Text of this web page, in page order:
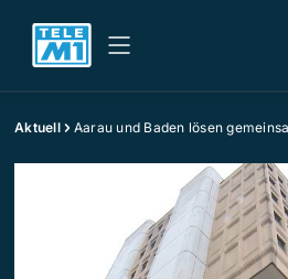
Aktuell Aarau und Baden lösen